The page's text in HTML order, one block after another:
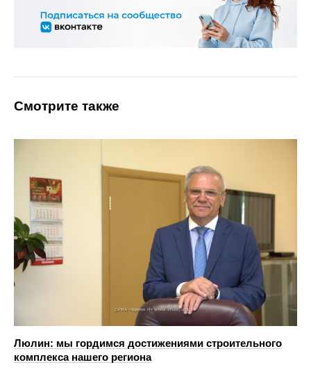
Смотрите также
Люлин: мы гордимся достижениями строительного
комплекса нашего региона